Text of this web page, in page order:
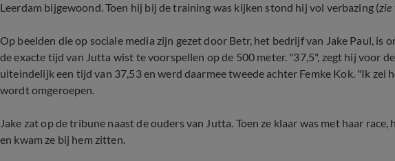
Leerdam bijgewoond. Toen hij bij de training was kijken stond hij vol verbazing (zie
Op beelden die op sociale media zijn gezet door Betr, het bedrijf van Jake Paul, is
de exacte tijd van Jutta wist te voorspellen op de 500 meter. "37,5", zegt hij voor
uiteindelijk een tijd van 37,53 en werd daarmee tweede achter Femke Kok. "Ik zei
wordt omgeroepen.
Jake zat op de tribune naast de ouders van Jutta. Toen ze klaar was met haar
en kwam ze bij hem zitten.